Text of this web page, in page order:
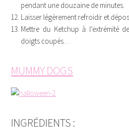
pendant une douzaine de minutes.
Laisser légèrement refroidir et
Mettre du Ketchup à l’extrémité
doigts coupés…
MUMMY DOGS
INGRÉDIENTS :